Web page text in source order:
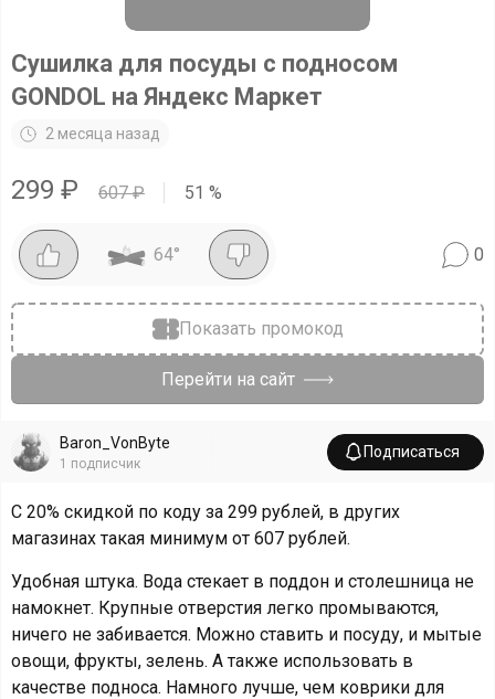
Сушилка для посуды с подносом
GONDOL на Яндекс Маркет
2 месяца назад
299 ₽ 607₽ 51 %
64° 0
Показать промокод
Перейти на сайт
Baron_VonByte
1 подписчик
Подписаться
С 20% скидкой по коду за 299 рублей, в других
магазинах такая минимум от 607 рублей.
Удобная штука. Вода стекает в поддон и столешница не
намокнет. Крупные отверстия легко промываются,
ничего не забивается. Можно ставить и посуду, и мытые
овощи, фрукты, зелень. А также использовать в
качестве подноса. Намного лучше, чем коврики для